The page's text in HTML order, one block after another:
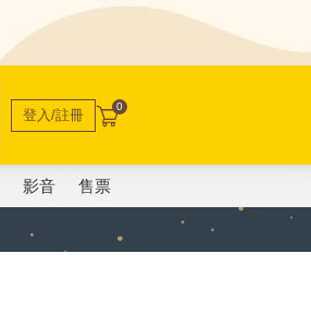
登入/註冊 0
影音 售票